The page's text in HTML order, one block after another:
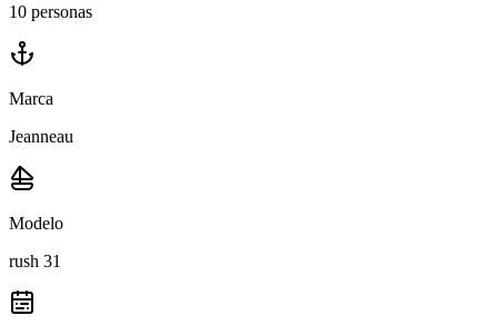
10 personas
Marca
Jeanneau
Modelo
rush 31